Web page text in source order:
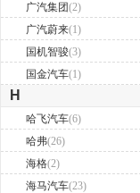
广汽集团(2)
广汽蔚来(1)
国机智骏(3)
国金汽车(1)
H
哈飞汽车(6)
哈弗(26)
海格(2)
海马汽车(23)